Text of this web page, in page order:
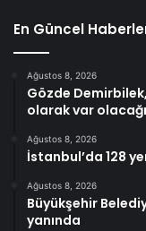
En Güncel
Ağustos 8, 2026
Gözde
olarak var
Ağustos 8, 2026
İstanbul’da 128
Ağustos 8, 2026
Büyükşehir
yanında